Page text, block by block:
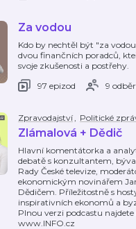
Za vodou
Kdo by nechtěl být "za
dvou finančních poradců,
svoje zkušenosti a postřehy.
97 epizod
9
Zpravodajství, Politické
Zlámalová + Dědič
Hlavní komentátorka a
debatě s konzultantem,
Rady České televize,
ekonomickým novinářem
Dědičem. Příležitostně s
inspirativních ekonomů a
Plnou verzi podcastu najdete
www.INFO.cz